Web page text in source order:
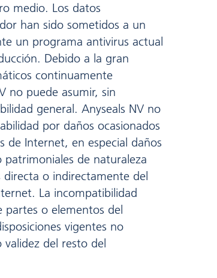
medio. Los datos
han sido sometidos a un
un programa antivirus actual
Debido a la gran
continuamente
no puede asumir, sin
general. Anyseals NV no
por daños ocasionados
de Internet, en especial daños
patrimoniales de naturaleza
directa o indirectamente del
La incompatibilidad
o elementos del
vigentes no
del resto del